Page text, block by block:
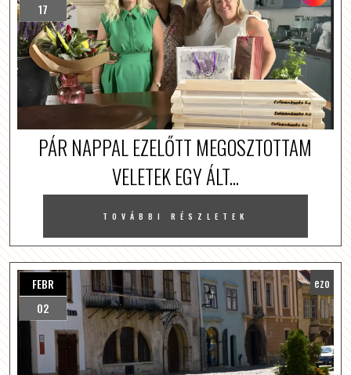
17
PÁR NAPPAL EZELŐTT MEGOSZTOTTAM
VELETEK EGY ÁLT...
TOVÁBBI RÉSZLETEK
FEBR
02
ezo